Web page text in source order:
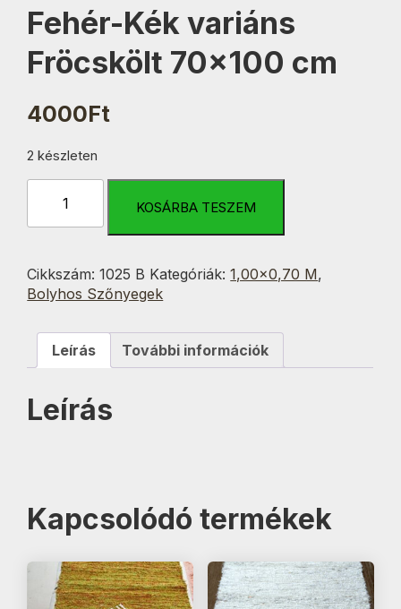
Fehér-Kék variáns
Fröcskölt 70×100 cm
4000Ft
2 készleten
variáns
70x100
cm
mennyiség
KOSÁRBA TESZEM
Cikkszám:1025 B Kategóriák:1,00×0,70 M,
Bolyhos Szőnyegek
Leírás További információk
Leírás
Kapcsolódó termékek